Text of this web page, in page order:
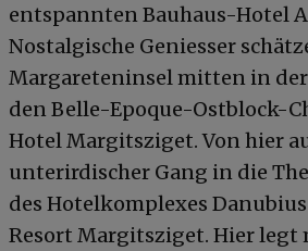
entspannten Bauhaus-Hotel
Nostalgische Geniesser
Margareteninsel mitten in
den Belle-Epoque-Ostblock-
Hotel Margitsziget. Von hier
unterirdischer Gang in die
des Hotelkomplexes
Resort Margitsziget. Hier legt